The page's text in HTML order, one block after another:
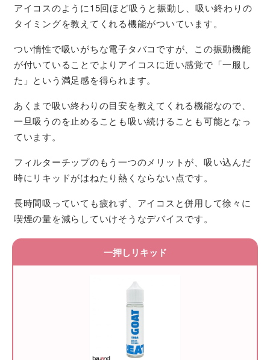
アイコスのように15回ほど吸うと振動し、吸い終わりの
タイミングを教えてくれる機能がついています。
つい惰性で吸いがちな電子タバコですが、この振動機能
が付いていることでよりアイコスに近い感覚で「一服し
た」という満足感を得られます。
あくまで吸い終わりの目安を教えてくれる機能なので、
一旦吸うのを止めることも吸い続けることも可能となっ
ています。
フィルターチップのもう一つのメリットが、吸い込んだ
時にリキッドがはねたり熱くならない点です。
長時間吸っていても疲れず、アイコスと併用して徐々に
喫煙の量を減らしていけそうなデバイスです。
一押しリキッド